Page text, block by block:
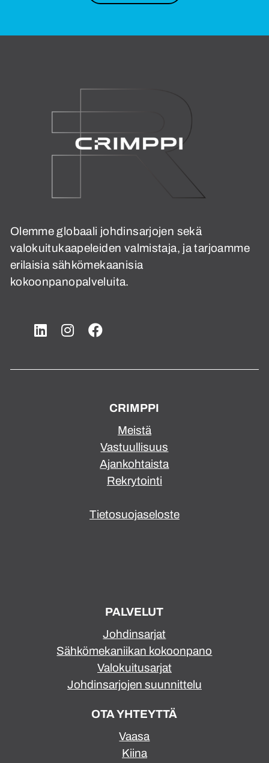
Olemme globaali johdinsarjojen sekä
valokuitukaapeleiden valmistaja, ja tarjoamme
erilaisia sähkömekaanisia
kokoonpanopalveluita.
CRIMPPI
Meistä
Vastuullisuus
Ajankohtaista
Rekrytointi
Tietosuojaseloste
PALVELUT
Johdinsarjat
Sähkömekaniikan kokoonpano
Valokuitusarjat
Johdinsarjojen suunnittelu
OTA YHTEYTTÄ
Vaasa
Kiina